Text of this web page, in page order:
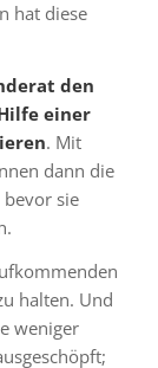
hat diese
den
einer
. Mit
dann die
sie
halten. Und
weniger